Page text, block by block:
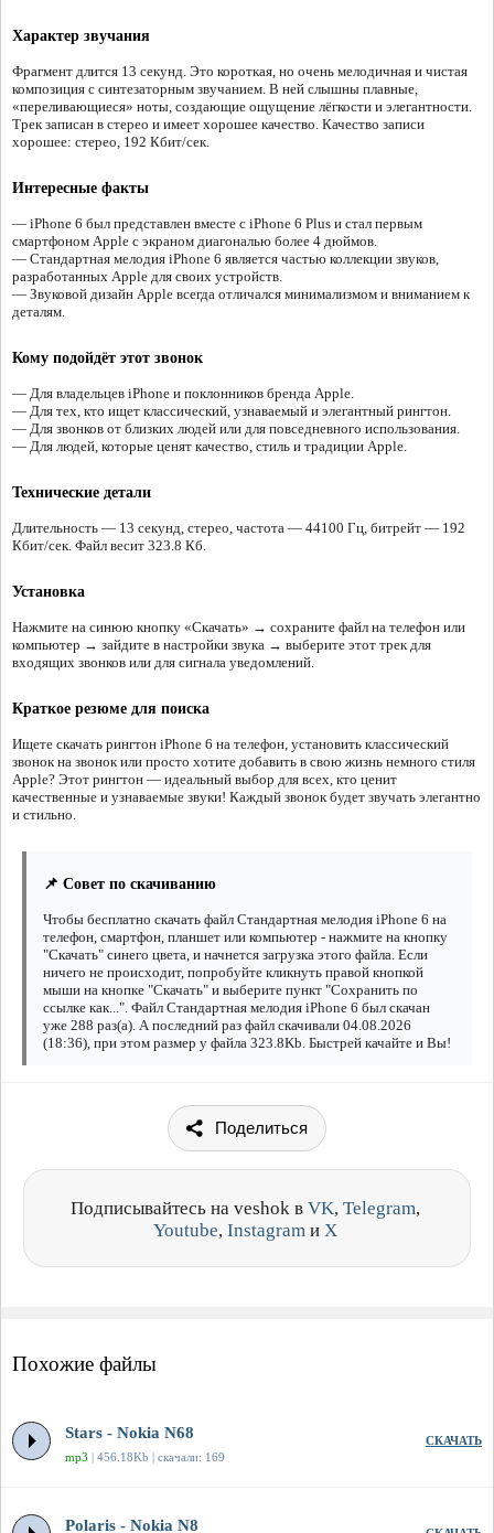
Характер звучания
Фрагмент длится 13 секунд. Это короткая, но очень мелодичная и чистая
композиция с синтезаторным звучанием. В ней слышны плавные,
«переливающиеся» ноты, создающие ощущение лёгкости и элегантности.
Трек записан в стерео и имеет хорошее качество. Качество записи
хорошее: стерео, 192 Кбит/сек.
Интересные факты
— iPhone 6 был представлен вместе с iPhone 6 Plus и стал первым
смартфоном Apple с экраном диагональю более 4 дюймов.
— Стандартная мелодия iPhone 6 является частью коллекции звуков,
разработанных Apple для своих устройств.
— Звуковой дизайн Apple всегда отличался минимализмом и вниманием к
деталям.
Кому подойдёт этот звонок
— Для владельцев iPhone и поклонников бренда Apple.
— Для тех, кто ищет классический, узнаваемый и элегантный рингтон.
— Для звонков от близких людей или для повседневного использования.
— Для людей, которые ценят качество, стиль и традиции Apple.
Технические детали
Длительность — 13 секунд, стерео, частота — 44100 Гц, битрейт — 192
Кбит/сек. Файл весит 323.8 Кб.
Установка
Нажмите на синюю кнопку «Скачать» → сохраните файл на телефон или
компьютер → зайдите в настройки звука → выберите этот трек для
входящих звонков или для сигнала уведомлений.
Краткое резюме для поиска
Ищете скачать рингтон iPhone 6 на телефон, установить классический
звонок на звонок или просто хотите добавить в свою жизнь немного стиля
Apple? Этот рингтон — идеальный выбор для всех, кто ценит
качественные и узнаваемые звуки! Каждый звонок будет звучать элегантно
и стильно.
📌 Совет по скачиванию
Чтобы бесплатно скачать файл Стандартная мелодия iPhone 6 на
телефон, смартфон, планшет или компьютер - нажмите на кнопку
"Скачать" синего цвета, и начнется загрузка этого файла. Если
ничего не происходит, попробуйте кликнуть правой кнопкой
мыши на кнопке "Скачать" и выберите пункт "Сохранить по
ссылке как...". Файл Стандартная мелодия iPhone 6 был скачан
уже 288 раз(а). А последний раз файл скачивали 04.08.2026
(18:36), при этом размер у файла 323.8Kb. Быстрей качайте и Вы!
Поделиться
Подписывайтесь на veshok в VK, Telegram,
Youtube, Instagram и X
Похожие файлы
Stars - Nokia N68
mp3 | 456.18Kb | скачали: 169
СКАЧАТЬ
Polaris - Nokia N8